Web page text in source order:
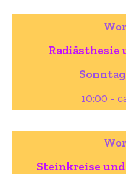
Radiästhesie
10:00 -
Steinkreise